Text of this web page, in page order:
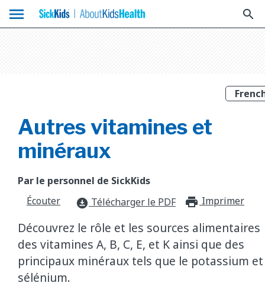
menu search
Autres vitamines et
minéraux
Par le personnel de SickKids
Écouter
download_for_offline Télécharger le PDF Imprimer
Découvrez le rôle et les sources alimentaires
des vitamines A, B, C, E, et K ainsi que des
principaux minéraux tels que le potassium
sélénium.